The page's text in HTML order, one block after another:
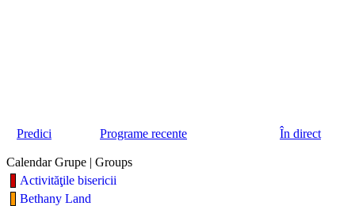
Predici Programe recente În direct
Calendar Grupe | Groups
Activităţile bisericii
Bethany Land